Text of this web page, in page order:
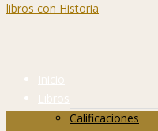
Inicio
Libros
Calificaciones